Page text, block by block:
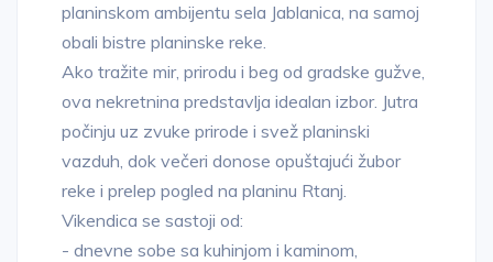
planinskom ambijentu sela Jablanica, na samoj
obali bistre planinske reke.
Ako tražite mir, prirodu i beg od gradske gužve,
ova nekretnina predstavlja idealan izbor. Jutra
počinju uz zvuke prirode i svež planinski
vazduh, dok večeri donose opuštajući žubor
reke i prelep pogled na planinu Rtanj.
Vikendica se sastoji od:
- dnevne sobe sa kuhinjom i kaminom,